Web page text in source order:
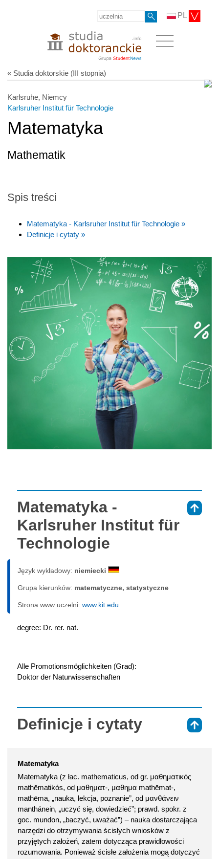
PL
« Studia doktorskie (III stopnia)
Karlsruhe, Niemcy
Karlsruher Institut für Technologie
Matematyka
Mathematik
Spis treści
Matematyka - Karlsruher Institut für Technologie »
Definicje i cytaty »
Matematyka -
Karlsruher Institut für
Technologie
Język wykładowy: niemiecki
Grupa kierunków: matematyczne, statystyczne
Strona www uczelni: www.kit.edu
degree: Dr. rer. nat.
Alle Promotionsmöglichkeiten (Grad):
Doktor der Naturwissenschaften
Definicje i cytaty
Matematyka
Matematyka (z łac. mathematicus, od gr. μαθηματικός
mathēmatikós, od μαθηματ-, μαθημα mathēmat-,
mathēma, „nauka, lekcja, poznanie”, od μανθάνειν
manthánein, „uczyć się, dowiedzieć”; prawd. spokr. z
goc. mundon, „baczyć, uważać”) – nauka dostarczająca
narzędzi do otrzymywania ścisłych wniosków z
przyjętych założeń, zatem dotycząca prawidłowości
rozumowania. Ponieważ ścisłe założenia mogą dotyczyć